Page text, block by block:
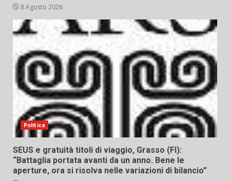
8 Agosto 2026
Politica
SEUS e gratuità titoli di viaggio, Grasso (FI):
“Battaglia portata avanti da un anno. Bene le
aperture, ora si risolva nelle variazioni di bilancio”